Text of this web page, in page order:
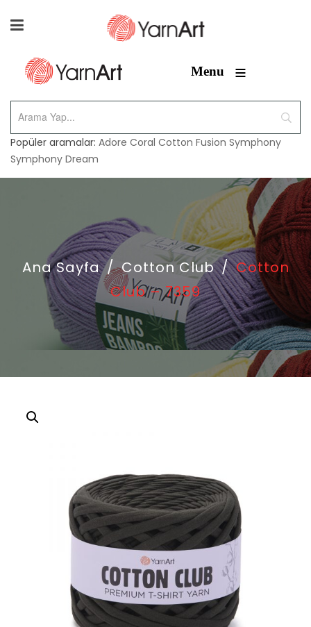
Menu ≡
Popüler aramalar: Adore Coral Cotton Fusion Symphony
Symphony Dream
Ana Sayfa / Cotton Club / Cotton
Club – 7359